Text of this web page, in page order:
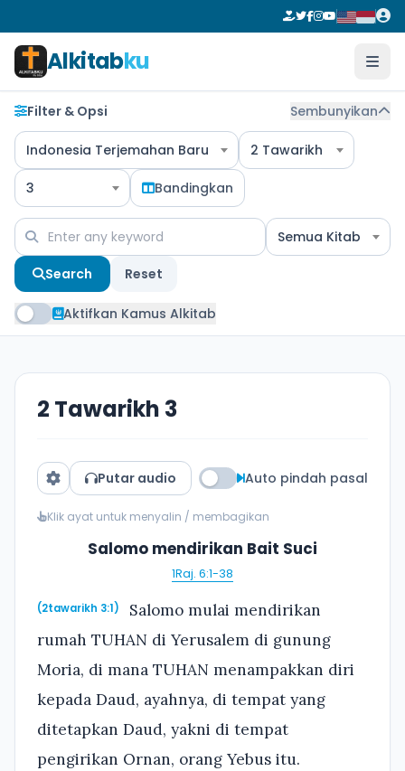
Alkitabku
Filter & Opsi Sembunyikan
Indonesia Terjemahan Baru 2 Tawarikh
3 Bandingkan
Semua Kitab
Search Reset
Aktifkan Kamus Alkitab
2 Tawarikh 3
Putar audio Auto pindah pasal
Klik ayat untuk menyalin / membagikan
Salomo mendirikan Bait Suci
1Raj. 6:1-38
(2tawarikh 3:1)
Salomo mulai mendirikan
rumah TUHAN di Yerusalem di gunung
Moria, di mana TUHAN menampakkan diri
kepada Daud, ayahnya, di tempat yang
ditetapkan Daud, yakni di tempat
pengirikan Ornan, orang Yebus itu.